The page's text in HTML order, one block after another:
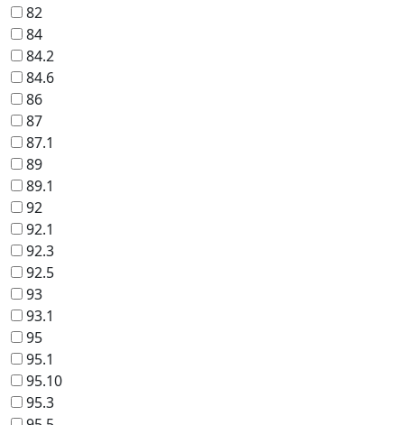
82
84
84.2
84.6
86
87
87.1
89
89.1
92
92.1
92.3
92.5
93
93.1
95
95.1
95.10
95.3